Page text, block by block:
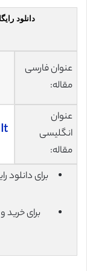
دانلود
عنوان فارسی
مقاله:
عنوان
انگلیسی
مقاله:
برای خرید